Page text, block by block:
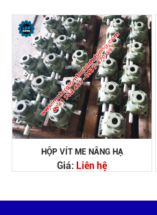
HỘP VÍT ME NÂNG HẠ
Giá: Liên hệ